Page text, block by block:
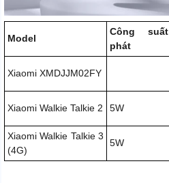
Model
Công suất
phát
Xiaomi XMDJJM02FY
Xiaomi Walkie Talkie 2 5W
Xiaomi Walkie Talkie 3
(4G)
5W